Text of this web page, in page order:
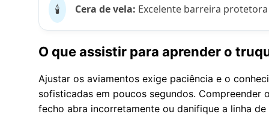
🕯️ Cera de vela: Excelente barreira
O que assistir para aprender o
Ajustar os aviamentos exige paciência e o
sofisticadas em poucos segundos.
fecho abra incorretamente ou danifique a linha